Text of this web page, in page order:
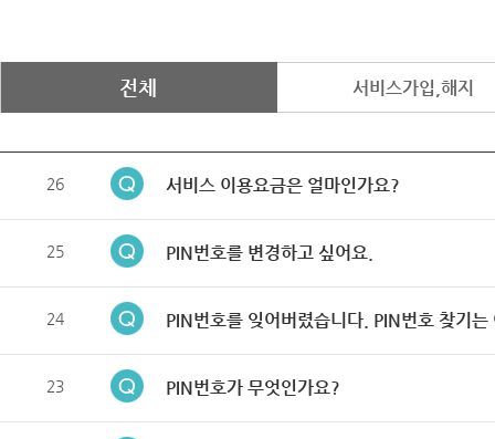
전체 서비스가입,해지
26 서비스 이용요금은 얼마인가요?
25 PIN번호를 변경하고 싶어요.
24 PIN번호를 잊어버렸습니다. PIN번호 찾기는
23 PIN번호가 무엇인가요?